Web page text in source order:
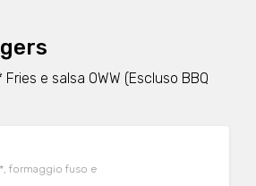
e salsa OWW (Escluso BBQ
formaggio fuso e